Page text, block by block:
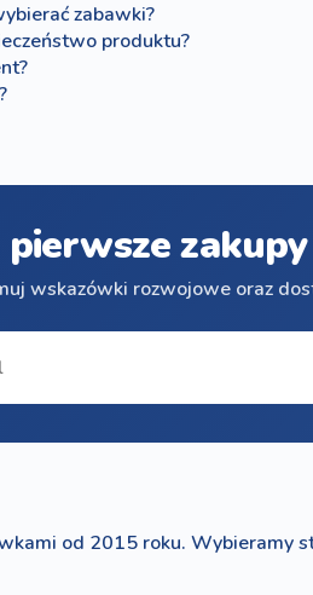
zabawki?
produktu?
zakupy
wskazówki rozwojowe oraz
od 2015 roku. Wybieramy